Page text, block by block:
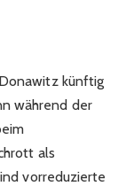
künftig
während der
als
vorreduzierte